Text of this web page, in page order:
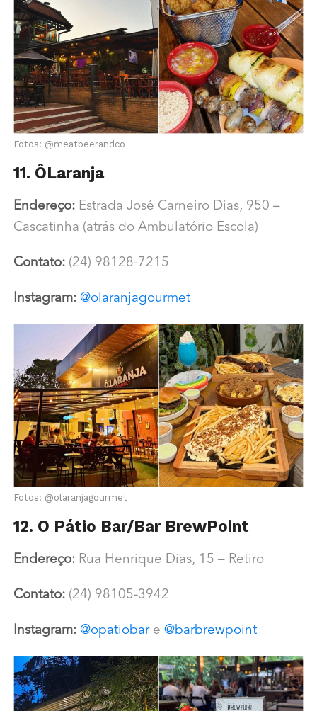
Fotos: @meatbeerandco
11. ÔLaranja
Endereço:Estrada José Carneiro Dias, 950 –
Cascatinha (atrás do Ambulatório Escola)
Contato:(24) 98128-7215
Instagram: @olaranjagourmet
Fotos: @olaranjagourmet
12. O Pátio Bar/Bar BrewPoint
Endereço:Rua Henrique Dias, 15 – Retiro
Contato:(24) 98105-3942
Instagram: @opatiobare @barbrewpoint